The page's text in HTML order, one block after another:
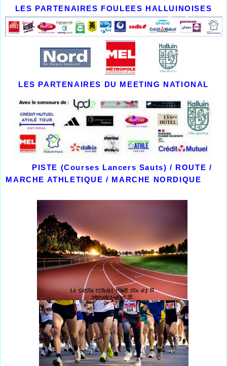
LES PARTENAIRES FOULEES HALLUINOISES
LES PARTENAIRES DU MEETING NATIONAL
PISTE (Courses Lancers Sauts) / ROUTE /
MARCHE ATHLETIQUE / MARCHE NORDIQUE